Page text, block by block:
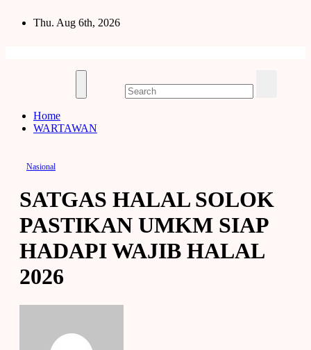
Thu. Aug 6th, 2026
Home
WARTAWAN
Nasional
SATGAS HALAL SOLOK
PASTIKAN UMKM SIAP
HADAPI WAJIB HALAL
2026